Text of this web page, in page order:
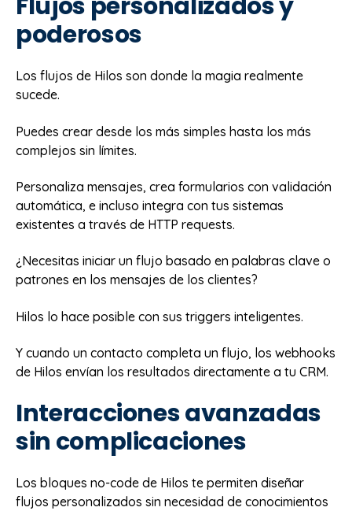
poderosos
Los flujos de Hilos son donde la magia realmente
sucede.
Puedes crear desde los más simples hasta los más
complejos sin límites.
Personaliza mensajes, crea formularios con validación
automática, e incluso integra con tus sistemas
existentes a través de HTTP requests.
¿Necesitas iniciar un flujo basado en palabras clave o
patrones en los mensajes de los clientes?
Hilos lo hace posible con sus triggers inteligentes.
Y cuando un contacto completa un flujo, los webhooks
de Hilos envían los resultados directamente a tu CRM.
Interacciones avanzadas
sin complicaciones
Los bloques no-code de Hilos te permiten diseñar
flujos personalizados sin necesidad de conocimientos